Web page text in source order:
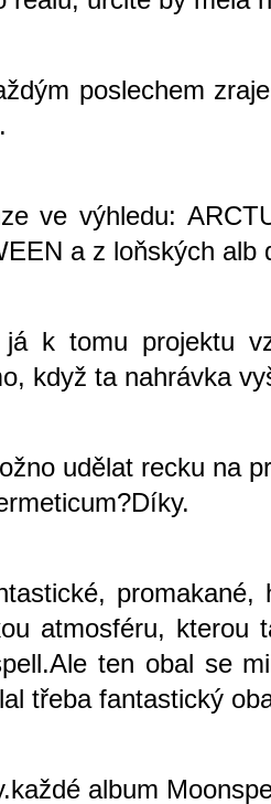
poslechem
ve výhledu:
a z loňských alb
k tomu projektu
když ta nahrávka
udělat recku na
atmosféru, kterou
ten obal se
třeba fantastický
album